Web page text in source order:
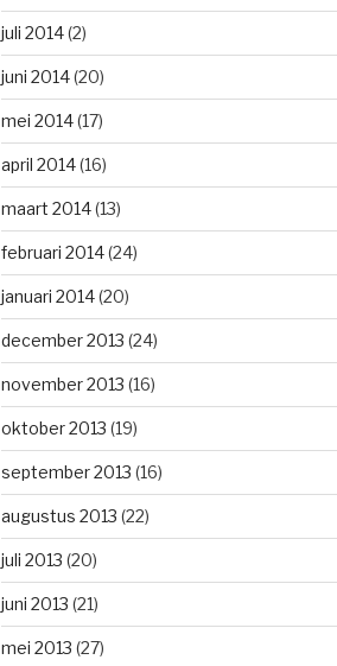
juli 2014(2)
juni 2014(20)
mei 2014(17)
april 2014(16)
maart 2014(13)
februari 2014(24)
januari 2014(20)
december 2013 (24)
november 2013 (16)
oktober 2013 (19)
september 2013 (16)
augustus 2013 (22)
juli 2013 (20)
juni 2013 (21)
mei 2013 (27)